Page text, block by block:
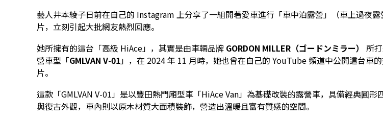
藝人井本綾子日前在自己的 Instagram 上分享了一組開著愛車進行「車中泊露營」（車上過夜露
片，立刻引起大批網友熱烈回應。
她所擁有的這台「高級 HiAce」，其實是由車輛品牌 GORDON MILLER（ゴードンミラー）
所
營車型「GMLVAN V-01」，在 2024 年 11 月時，她也曾在自己的 YouTube 頻道中公開這台車
片。
這款「GMLVAN V-01」是以豐田熱門廂型車「HiAce Van」為基礎改裝的露營車，具備經典圓形
與復古外觀，車內則以原木材質大面積裝飾，營造出溫暖且富有質感的空間。